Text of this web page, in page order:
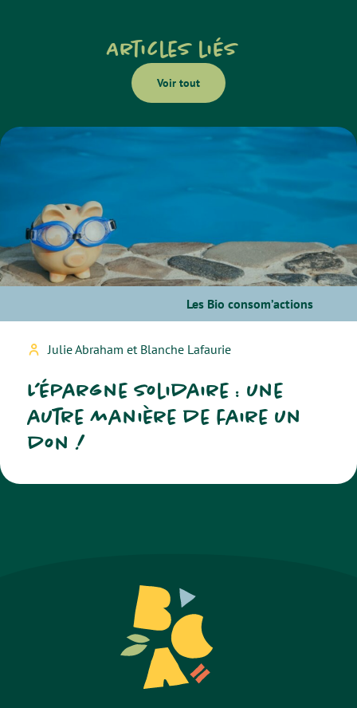
Articles liés
Voir tout
Les Bio consom’actions
Julie Abraham et Blanche Lafaurie
L’épargne solidaire : une
autre manière de faire un
don !